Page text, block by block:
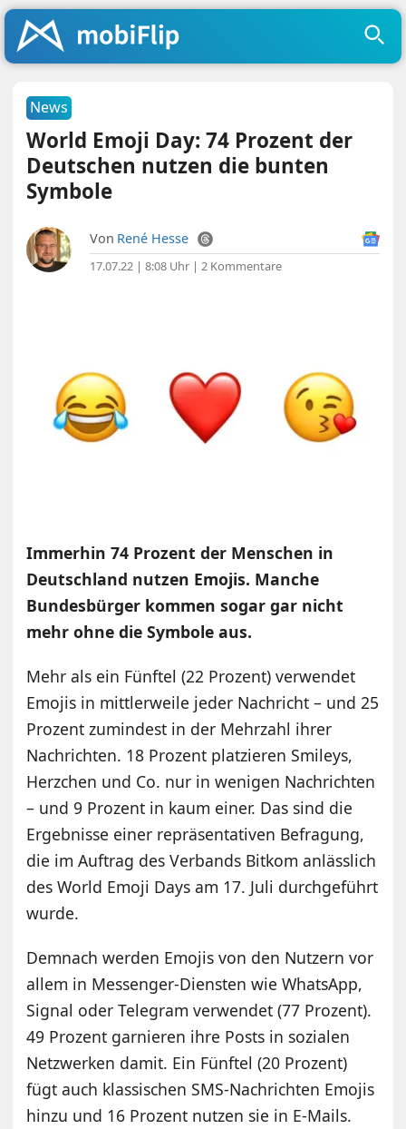
News
World Emoji Day: 74 Prozent der
Deutschen nutzen die bunten
Symbole
Von René Hesse
17.07.22 | 8:08 Uhr |2 Kommentare
Immerhin 74 Prozent der Menschen in
Deutschland nutzen Emojis. Manche
Bundesbürger kommen sogar gar nicht
mehr ohne die Symbole aus.
Mehr als ein Fünftel (22 Prozent) verwendet
Emojis in mittlerweile jeder Nachricht – und 25
Prozent zumindest in der Mehrzahl ihrer
Nachrichten. 18 Prozent platzieren Smileys,
Herzchen und Co. nur in wenigen Nachrichten
– und 9 Prozent in kaum einer. Das sind die
Ergebnisse einer repräsentativen Befragung,
die im Auftrag des Verbands Bitkom anlässlich
des World Emoji Days am 17. Juli durchgeführt
wurde.
Demnach werden Emojis von den Nutzern vor
allem in Messenger-Diensten wie WhatsApp,
Signal oder Telegram verwendet (77 Prozent).
49 Prozent garnieren ihre Posts in sozialen
Netzwerken damit. Ein Fünftel (20 Prozent)
fügt auch klassischen SMS-Nachrichten Emojis
hinzu und 16 Prozent nutzen sie in E-Mails.